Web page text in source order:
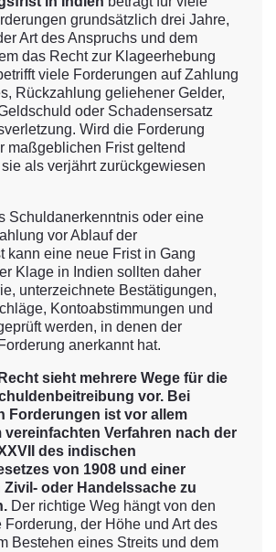
grundsätzlich drei Jahre,
Art des Anspruchs und dem
das Recht zur Klageerhebung
viele Forderungen auf Zahlung
Rückzahlung geliehener Gelder,
oder Schadensersatz
Wird die Forderung
maßgeblichen Frist geltend
als verjährt zurückgewiesen
Schuldanerkenntnis oder eine
vor Ablauf der
kann eine neue Frist in Gang
Klage in Indien sollten daher
unterzeichnete Bestätigungen,
Kontoabstimmungen und
werden, in denen der
anerkannt hat.
sieht mehrere Wege für die
vor. Bei
Forderungen ist vor allem
vereinfachten Verfahren nach der
des indischen
von 1908 und einer
oder Handelssache zu
Der richtige Weg hängt von den
Forderung, der Höhe und Art des
Bestehen eines Streits und dem